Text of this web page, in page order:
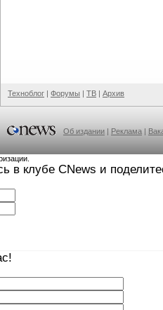
Техноблог | Форумы | ТВ | Архив
Об издании | Реклама |
в клубе CNews и